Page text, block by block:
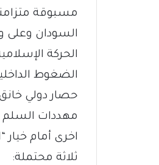
مسبوقة
السودان وعلى
الحركة
الضغوط
حصار دولي
مهددات السلم
اخرى أمام
ثلاثة محتملة: